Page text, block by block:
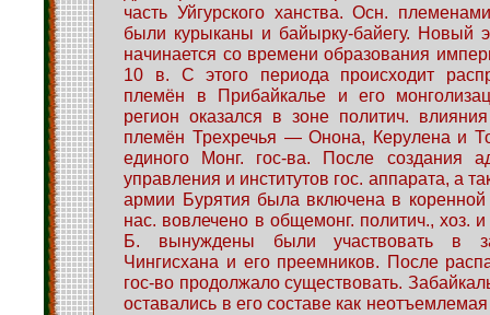
часть Уйгурского ханства. Осн.
были курыканы и байырку-байегу. Новый
начинается со времени образования
10 в. С этого периода происходит
племён в Прибайкалье и его
регион оказался в зоне политич.
племён Трехречья — Онона, Керулена и
единого Монг. гос-ва. После создания
управления и институтов гос. аппарата, а
армии Бурятия была включена в коренной
нас. вовлечено в общемонг. политич., хоз.
Б. вынуждены были участвовать в
Чингисхана и его преемников. После
гос-во продолжало существовать.
оставались в его составе как неотъемлемая